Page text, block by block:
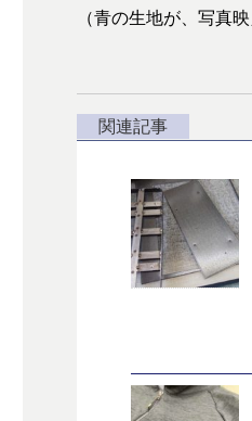
（青の生地が、写真
関連記事